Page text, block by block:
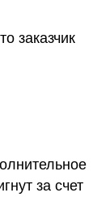
заказчик
за счет